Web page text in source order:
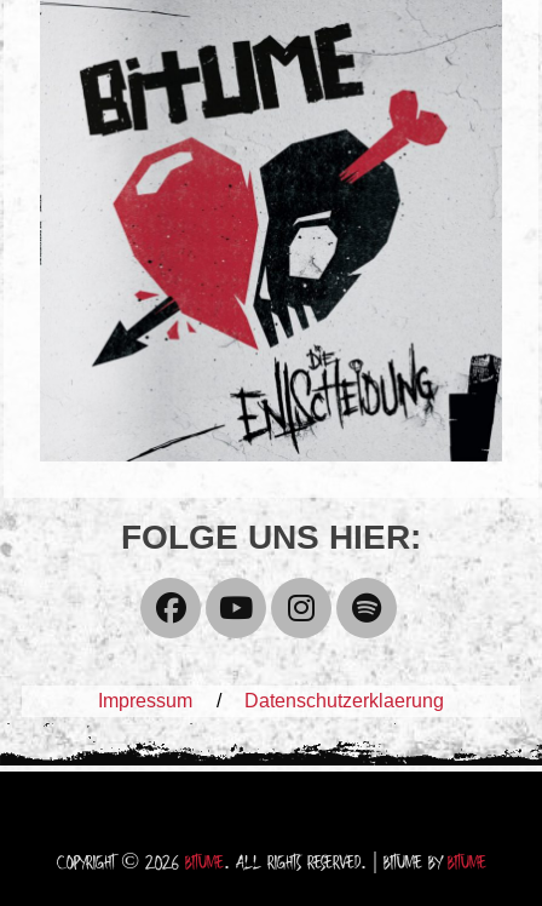
FOLGE UNS HIER:
Facebook
YouTube
Instagram
Spotify
Impressum Datenschutzerklaerung
COPYRIGHT © 2026 BITUME. ALL RIGHTS RESERVED. | BITUME BYBITUME